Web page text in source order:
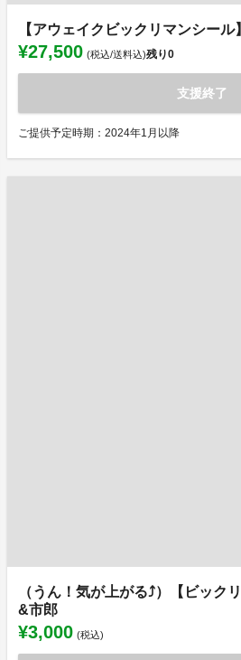
【アウェイクビックリマンシー
¥27,500 (税込/送料込)残り0
支援終了
ご提供予定時期：2024年1月以降
（うん！気が上がる⤴）【ビック
&市郎
¥3,000 (税込)